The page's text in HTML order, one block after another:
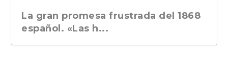
La gran promesa frustrada del 1868
español. «Las h...